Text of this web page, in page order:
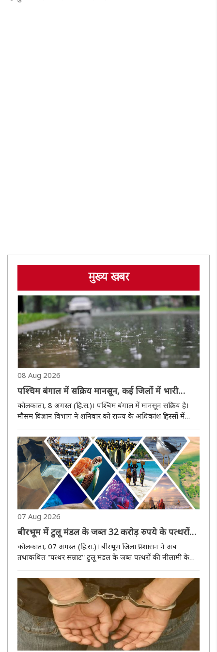
मुख्य खबर
08 Aug 2026
पश्चिम बंगाल में सक्रिय मानसून, कई जिलों में भारी
बारिश का अनुमान
कोलकाता, 8 अगस्त (हि.स.)। पश्चिम बंगाल में मानसून सक्रिय है।
मौसम विज्ञान विभाग ने शनिवार को राज्य के अधिकांश हिस्सों में
है। दक्षिण बंगाल के कई जिलों में भारी वर्षा के साथ 30 से 40 ..
07 Aug 2026
बीरभूम में टुलू मंडल के जब्त 32 करोड़ रुपये के पत्थरों
की नीलामी 18 सितंबर को होगी
कोलकाता, 07 अगस्त (हि.स.)। बीरभूम जिला प्रशासन ने अब
तथाकथित ''पत्थर सम्राट'' टुलू मंडल के जब्त पत्थरों की नीलामी के
पार्किंग क्षेत्र से करीब 16 लाख घनफुट पत्थर जब्त किए गए थे,
जिनकी अनु..